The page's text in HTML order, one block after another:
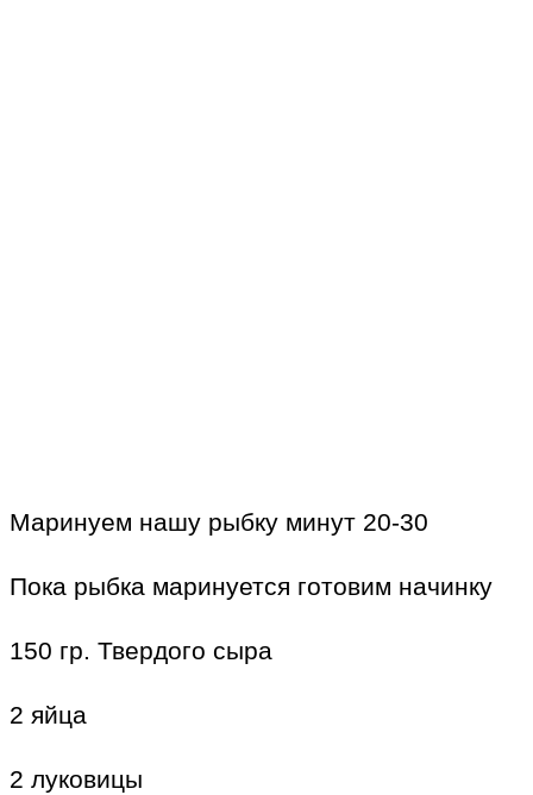
Маринуем нашу рыбку минут 20-30
Пока рыбка маринуется готовим начинку
150 гр. Твердого сыра
2 яйца
2 луковицы